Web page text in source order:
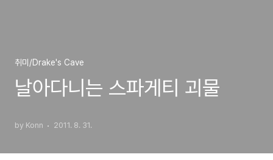
취미/Drake's Cave
날아다니는 스파게티 괴물
by Konn 2011. 8. 31.